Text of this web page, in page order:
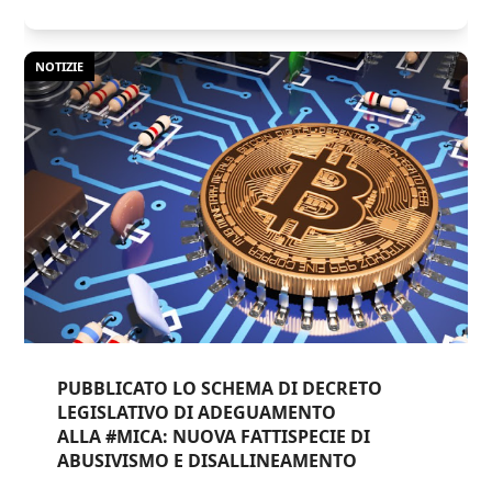
NOTIZIE
PUBBLICATO LO SCHEMA DI DECRETO
LEGISLATIVO DI ADEGUAMENTO
ALLA #MICA: NUOVA FATTISPECIE DI
ABUSIVISMO E DISALLINEAMENTO